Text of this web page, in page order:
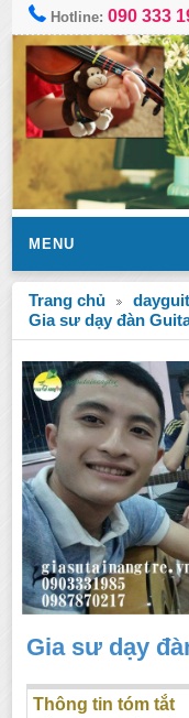
Hotline:090 333
MENU
Trang chủ
Gia sư dạy đàn
Gia sư dạy
Thông tin tóm tắt